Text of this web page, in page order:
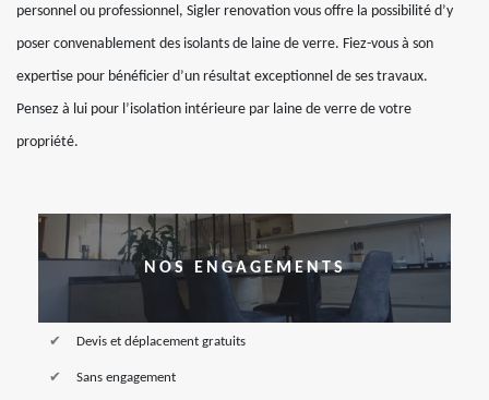
personnel ou professionnel, Sigler renovation vous offre la possibilité d’y
poser convenablement des isolants de laine de verre. Fiez-vous à son
expertise pour bénéficier d’un résultat exceptionnel de ses travaux.
Pensez à lui pour l’isolation intérieure par laine de verre de votre
propriété.
NOS ENGAGEMENTS
Devis et déplacement gratuits
Sans engagement